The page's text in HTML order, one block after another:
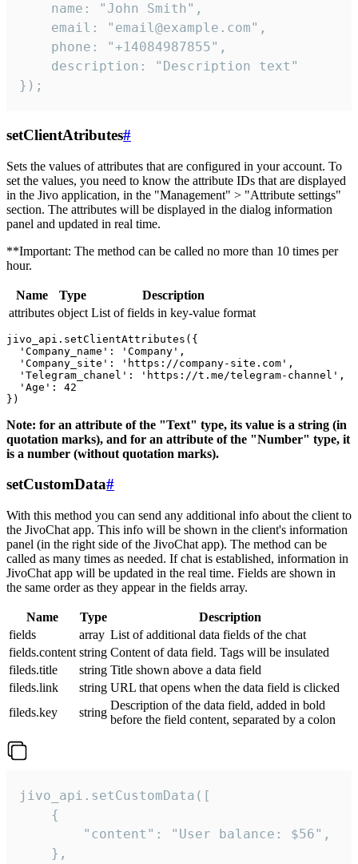
    name: "John Smith",
    email: "email@example.com",
    phone: "+14084987855",
    description: "Description text"
});
setClientAtributes#
Sets the values ​​of attributes that are configured in your account. To
set the values, you need to know the attribute IDs that are displayed
in the Jivo application, in the "Management" > "Attribute settings"
section. The attributes will be displayed in the dialog information
panel and updated in real time.
**Important: The method can be called no more than 10 times per
hour.
Name Type
Description
attributes object List of fields in key-value format
jivo_api.setClientAttributes({
  'Company_name': 'Company',
  'Company_site': 'https://company-site.com',
  'Telegram_chanel': 'https://t.me/telegram-channel',
  'Age': 42
Note: for an attribute of the "Text" type, its value is a string (in
quotation marks), and for an attribute of the "Number" type, it
is a number (without quotation marks).
setCustomData#
With this method you can send any additional info about the client to
the JivoChat app. This info will be shown in the client's information
panel (in the right side of the JivoChat app). The method can be
called as many times as needed. If chat is established, information in
JivoChat app will be updated in the real time. Fields are shown in
the same order as they appear in the fields array.
Name Type
Description
fields
array List of additional data fields of the chat
fields.content string Content of data field. Tags will be insulated
fileds.title
string Title shown above a data field
fileds.link
string URL that opens when the data field is clicked
fileds.key
string
Description of the data field, added in bold
before the field content, separated by a colon
jivo_api.setCustomData([
    {
        "content": "User balance: $56",
    },